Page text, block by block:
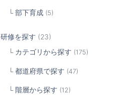
部下育成 (5)
研修を探す (23)
カテゴリから探す (175)
都道府県で探す (47)
階層から探す (12)